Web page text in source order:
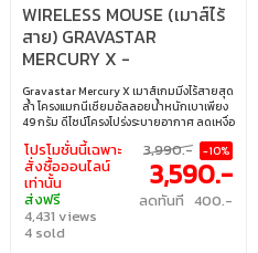
WIRELESS MOUSE (เมาส์ไร้
สาย) GRAVASTAR
MERCURY X -
INTERSTELLAR SILVER
Gravastar Mercury X เมาส์เกมมิ่งไร้สายสุด
ล้ำ โครงแมกนีเซียมอัลลอยน้ำหนักเบาเพียง
49 กรัม ดีไซน์โครงโปร่งระบายอากาศ ลดเหงื่อ
และความร้อน จับถนัดมือ รองรับ Tri-mode
เชื่อมต่อได้ทั้งสาย, Bluetooth 5.1 และ 2.4GHz
พร้อมเซนเซอร์ PAW 3950 ความละเอียด
32,000 DPI ปรับปุ่มได้ 5 ปุ่ม ไฟ RGB และ
แบตฯ ใช้ได้นาน 110 ชม. • ความละเอียด :
32,000 DPI • การเชื่อมต่อ : Bluetooth 5.1 / ไร้
สาย 2.4GHz / USB-C • เซนเซอร์ : PAW 3950
โปรโมชั่นนี้เฉพาะ
สั่งซื้อออนไลน์
เท่านั้น
ส่งฟรี
4,431 views
4 sold
3,990.- -10%
3,590.-
ลดทันที 400.-